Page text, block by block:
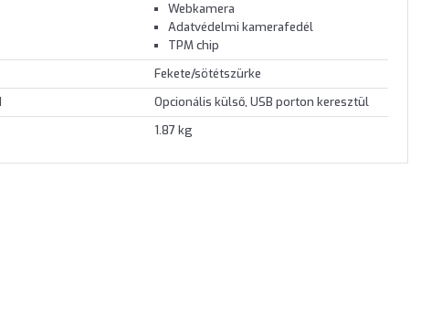
Webkamera
Adatvédelmi kamerafedél
TPM chip
Fekete/sötétszürke
Opcionális külső, USB porton keresztül
1.87 kg